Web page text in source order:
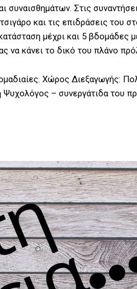
Στις
και τις επιδράσεις του
μέχρι και 5 βδομάδες
να κάνει το δικό του πλάνο
Χώρος Διεξαγωγής:
Ψυχολόγος – συνεργάτιδα του